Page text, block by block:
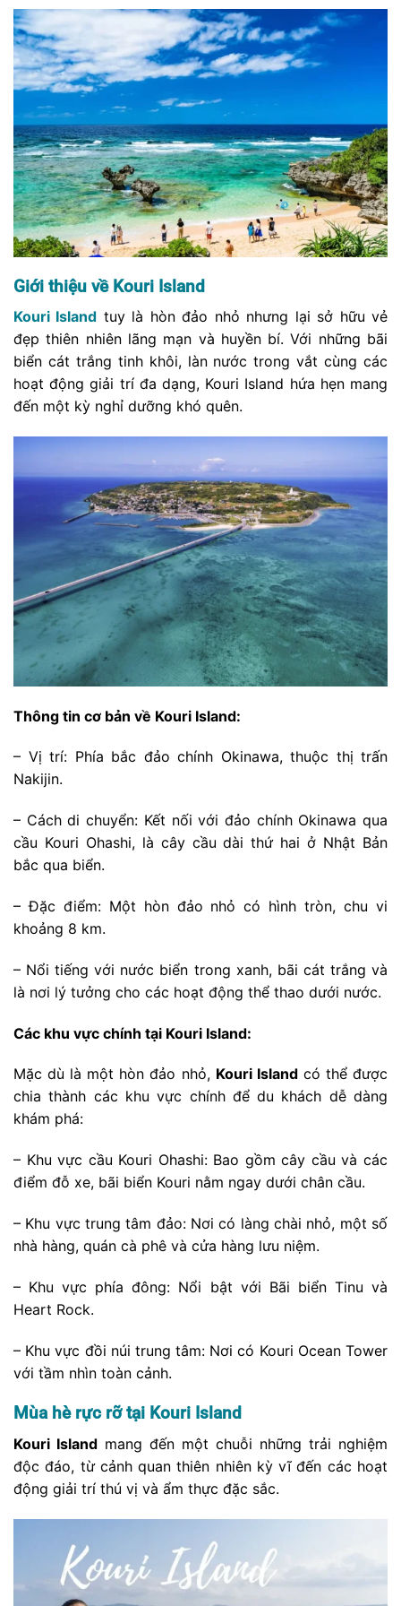
Giới thiệu về Kouri Island
Kouri Island tuy là hòn đảo nhỏ nhưng lại sở hữu vẻ
đẹp thiên nhiên lãng mạn và huyền bí. Với những bãi
biển cát trắng tinh khôi, làn nước trong vắt cùng các
hoạt động giải trí đa dạng, Kouri Island hứa hẹn mang
đến một kỳ nghỉ dưỡng khó quên.
Thông tin cơ bản về Kouri Island:
– Vị trí: Phía bắc đảo chính Okinawa, thuộc thị trấn
Nakijin.
– Cách di chuyển: Kết nối với đảo chính Okinawa qua
cầu Kouri Ohashi, là cây cầu dài thứ hai ở Nhật Bản
bắc qua biển.
– Đặc điểm: Một hòn đảo nhỏ có hình tròn, chu vi
khoảng 8 km.
– Nổi tiếng với nước biển trong xanh, bãi cát trắng và
là nơi lý tưởng cho các hoạt động thể thao dưới nước.
Các khu vực chính tại Kouri Island:
Mặc dù là một hòn đảo nhỏ, Kouri Islandcó thể được
chia thành các khu vực chính để du khách dễ dàng
khám phá:
– Khu vực cầu Kouri Ohashi: Bao gồm cây cầu và các
điểm đỗ xe, bãi biển Kouri nằm ngay dưới chân cầu.
– Khu vực trung tâm đảo: Nơi có làng chài nhỏ, một số
nhà hàng, quán cà phê và cửa hàng lưu niệm.
– Khu vực phía đông: Nổi bật với Bãi biển Tinu và
Heart Rock.
– Khu vực đồi núi trung tâm: Nơi có Kouri Ocean Tower
với tầm nhìn toàn cảnh.
Mùa hè rực rỡ tại Kouri Island
Kouri Island mang đến một chuỗi những trải nghiệm
độc đáo, từ cảnh quan thiên nhiên kỳ vĩ đến các hoạt
động giải trí thú vị và ẩm thực đặc sắc.